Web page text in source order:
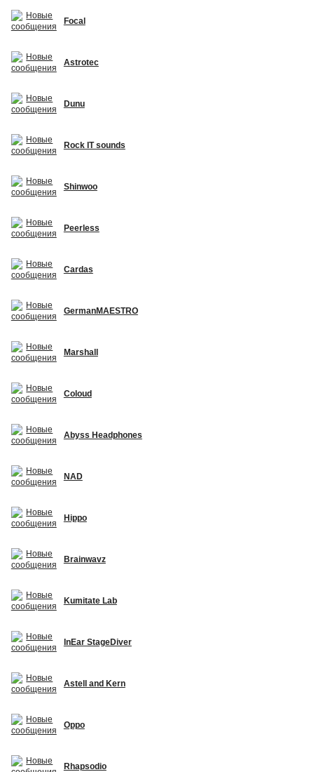
Focal
Astrotec
Dunu
Rock IT sounds
Shinwoo
Peerless
Cardas
GermanMAESTRO
Marshall
Coloud
Abyss Headphones
NAD
Hippo
Brainwavz
Kumitate Lab
InEar StageDiver
Astell and Kern
Oppo
Rhapsodio